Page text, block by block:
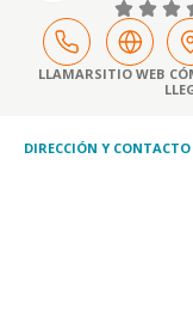
LLAMARSITIO WEB
DIRECCIÓN Y CONTACTO